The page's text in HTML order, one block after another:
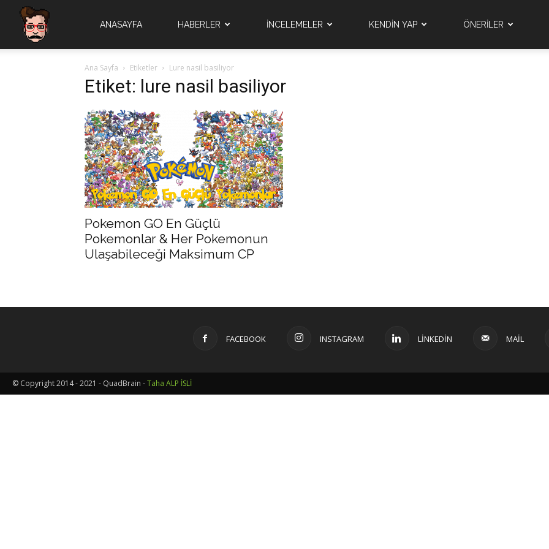
ANASAYFA HABERLER İNCELEMELER KENDİN YAP ÖNERİLER
Ana Sayfa Etiketler Lure nasil basiliyor
Etiket: lure nasil basiliyor
Pokemon GO En Güçlü
Pokemonlar & Her Pokemonun
Ulaşabileceği Maksimum CP
FACEBOOK INSTAGRAM LINKEDIN MAIL
© Copyright 2014 - 2021 - QuadBrain -Taha ALP İSLİ